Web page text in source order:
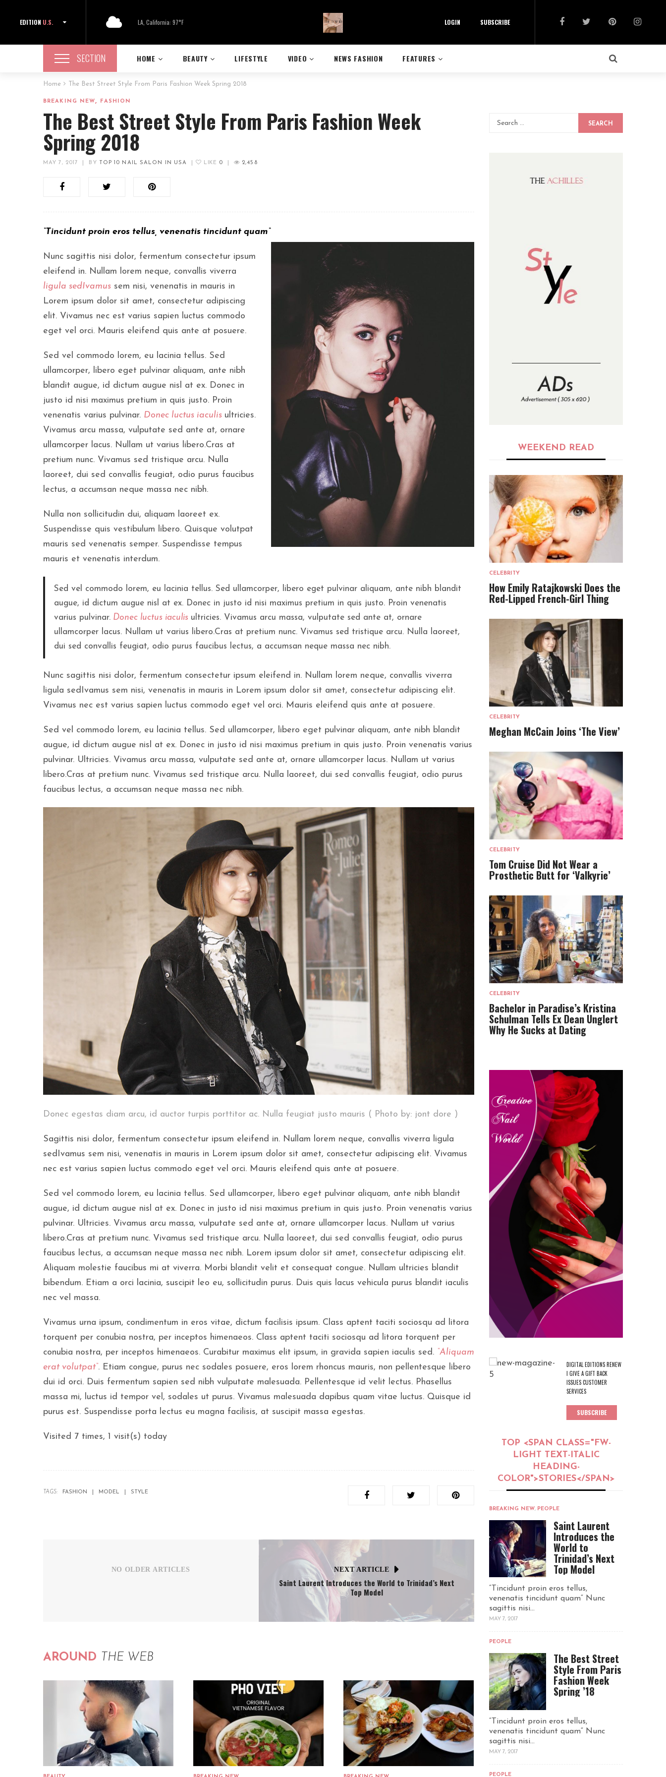
EDITION U.S. LA, California: 97°F LOGIN SUBSCRIBE
SECTION HOME BEAUTY LIFESTYLE VIDEO NEWS FASHION FEATURES
Home The Best Street Style From Paris Fashion Week Spring 2018
BREAKING NEW, FASHION
The Best Street Style From Paris Fashion Week
Spring 2018
MAY 7, 2017 BY TOP 10 NAIL SALON IN USA LIKE 0 2,458
“Tincidunt proin eros tellus, venenatis tincidunt quam“
Nunc sagittis nisi dolor, fermentum consectetur ipsum
eleifend in. Nullam lorem neque, convallis viverra
ligula sedIvamus sem nisi, venenatis in mauris in
Lorem ipsum dolor sit amet, consectetur adipiscing
elit. Vivamus nec est varius sapien luctus commodo
eget vel orci. Mauris eleifend quis ante at posuere.
Sed vel commodo lorem, eu lacinia tellus. Sed
ullamcorper, libero eget pulvinar aliquam, ante nibh
blandit augue, id dictum augue nisl at ex. Donec in
justo id nisi maximus pretium in quis justo. Proin
venenatis varius pulvinar. Donec luctus iaculis ultricies.
Vivamus arcu massa, vulputate sed ante at, ornare
ullamcorper lacus. Nullam ut varius libero.Cras at
pretium nunc. Vivamus sed tristique arcu. Nulla
laoreet, dui sed convallis feugiat, odio purus faucibus
lectus, a accumsan neque massa nec nibh.
Nulla non sollicitudin dui, aliquam laoreet ex.
Suspendisse quis vestibulum libero. Quisque volutpat
mauris sed venenatis semper. Suspendisse tempus
mauris et venenatis interdum.
Sed vel commodo lorem, eu lacinia tellus. Sed ullamcorper, libero eget pulvinar aliquam, ante nibh blandit
augue, id dictum augue nisl at ex. Donec in justo id nisi maximus pretium in quis justo. Proin venenatis
varius pulvinar.Donec luctus iaculis ultricies.Vivamus arcu massa, vulputate sed ante at, ornare
ullamcorper lacus. Nullam ut varius libero.Cras at pretium nunc. Vivamus sed tristique arcu. Nulla laoreet,
dui sed convallis feugiat, odio purus faucibus lectus, a accumsan neque massa nec nibh.
Nunc sagittis nisi dolor, fermentum consectetur ipsum eleifend in. Nullam lorem neque, convallis viverra
ligula sedIvamus sem nisi, venenatis in mauris in Lorem ipsum dolor sit amet, consectetur adipiscing elit.
Vivamus nec est varius sapien luctus commodo eget vel orci. Mauris eleifend quis ante at posuere.
Sed vel commodo lorem, eu lacinia tellus. Sed ullamcorper, libero eget pulvinar aliquam, ante nibh blandit
augue, id dictum augue nisl at ex. Donec in justo id nisi maximus pretium in quis justo. Proin venenatis varius
pulvinar. Ultricies. Vivamus arcu massa, vulputate sed ante at, ornare ullamcorper lacus. Nullam ut varius
libero.Cras at pretium nunc. Vivamus sed tristique arcu. Nulla laoreet, dui sed convallis feugiat, odio purus
faucibus lectus, a accumsan neque massa nec nibh.
Donec egestas diam arcu, id auctor turpis porttitor ac. Nulla feugiat justo mauris ( Photo by: jont dore )
Sagittis nisi dolor, fermentum consectetur ipsum eleifend in. Nullam lorem neque, convallis viverra ligula
sedIvamus sem nisi, venenatis in mauris in Lorem ipsum dolor sit amet, consectetur adipiscing elit. Vivamus
nec est varius sapien luctus commodo eget vel orci. Mauris eleifend quis ante at posuere.
Sed vel commodo lorem, eu lacinia tellus. Sed ullamcorper, libero eget pulvinar aliquam, ante nibh blandit
augue, id dictum augue nisl at ex. Donec in justo id nisi maximus pretium in quis justo. Proin venenatis varius
pulvinar. Ultricies. Vivamus arcu massa, vulputate sed ante at, ornare ullamcorper lacus. Nullam ut varius
libero.Cras at pretium nunc. Vivamus sed tristique arcu. Nulla laoreet, dui sed convallis feugiat, odio purus
faucibus lectus, a accumsan neque massa nec nibh. Lorem ipsum dolor sit amet, consectetur adipiscing elit.
Aliquam molestie faucibus mi at viverra. Morbi blandit velit et consequat congue. Nullam ultricies blandit
bibendum. Etiam a orci lacinia, suscipit leo eu, sollicitudin purus. Duis quis lacus vehicula purus blandit iaculis
nec vel massa.
Vivamus urna ipsum, condimentum in eros vitae, dictum facilisis ipsum. Class aptent taciti sociosqu ad litora
torquent per conubia nostra, per inceptos himenaeos. Class aptent taciti sociosqu ad litora torquent per
conubia nostra, per inceptos himenaeos. Curabitur maximus elit ipsum, in gravida sapien iaculis sed. “Aliquam
erat volutpat“ . Etiam congue, purus nec sodales posuere, eros lorem rhoncus mauris, non pellentesque libero
dui id orci. Duis fermentum sapien sed nibh vulputate malesuada. Pellentesque id velit lectus. Phasellus
massa mi, luctus id tempor vel, sodales ut purus. Vivamus malesuada dapibus quam vitae luctus. Quisque id
purus est. Suspendisse porta lectus eu magna facilisis, at suscipit massa egestas.
Visited 7 times, 1 visit(s) today
TAGS: FASHION MODEL STYLE
NO OLDER ARTICLES NEXT ARTICLE
Saint Laurent Introduces the World to Trinidad’s Next
Top Model
AROUND THE WEB
SEARCH
WEEKEND READ
CELEBRITY
How Emily Ratajkowski Does the
Red-Lipped French-Girl Thing
CELEBRITY
Meghan McCain Joins ‘The View’
CELEBRITY
Tom Cruise Did Not Wear a
Prosthetic Butt for ‘Valkyrie’
CELEBRITY
Bachelor in Paradise’s Kristina
Schulman Tells Ex Dean Unglert
Why He Sucks at Dating
DIGITAL EDITIONS RENEW
I GIVE A GIFT BACK
ISSUES CUSTOMER
SERVICES
SUBSCRIBE
TOP <SPAN CLASS="FW-
LIGHT TEXT-ITALIC
HEADING-
COLOR">STORIES</SPAN>
BREAKING NEW, PEOPLE
Saint Laurent
Introduces the
World to
Trinidad’s Next
Top Model
“Tincidunt proin eros tellus,
venenatis tincidunt quam“ Nunc
sagittis nisi...
MAY 7, 2017
PEOPLE
The Best Street
Style From Paris
Fashion Week
Spring ’18
“Tincidunt proin eros tellus,
venenatis tincidunt quam“ Nunc
sagittis nisi...
MAY 7, 2017
PEOPLE